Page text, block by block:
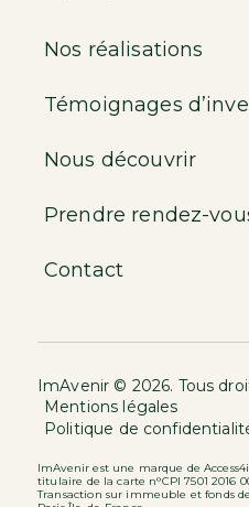
Nos réalisations
Témoignages
Nous découvrir
Prendre rendez-
Contact
ImAvenir © 2026. Tous
Mentions légales
Politique de
ImAvenir est une marque de
titulaire de la carte n°CPI 7501 2016
Transaction sur immeuble et fonds